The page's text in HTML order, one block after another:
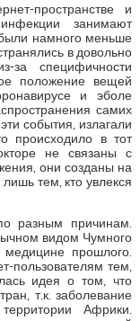
пространстве и
занимают
намного меньше
в довольно
за специфичности
положение вещей
и эболе
самих
события, излагали
происходило в тот
не связаны с
они созданы на
тем, кто увлекся
разным причинам.
видом Чумного
прошлого.
пользователям тем,
идея о том, что
т.к. заболевание
Африки.